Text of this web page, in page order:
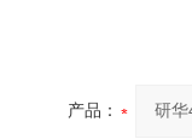
产品：